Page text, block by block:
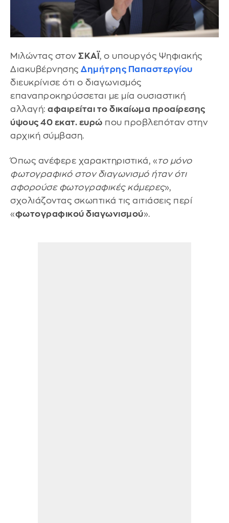
Μιλώντας στον ΣΚΑΪ , ο υπουργός Ψηφιακής
Διακυβέρνησης Δημήτρης Παπαστεργίου
διευκρίνισε ότι ο διαγωνισμός
επαναπροκηρύσσεται με μία ουσιαστική
αλλαγή: αφαιρείται το δικαίωμα προαίρεσης
ύψους 40 εκατ. ευρώ που προβλεπόταν στην
αρχική σύμβαση.
Όπως ανέφερε χαρακτηριστικά, «το μόνο
φωτογραφικό στον διαγωνισμό ήταν ότι
αφορούσε φωτογραφικές κάμερες»,
σχολιάζοντας σκωπτικά τις αιτιάσεις περί
«φωτογραφικού διαγωνισμού».